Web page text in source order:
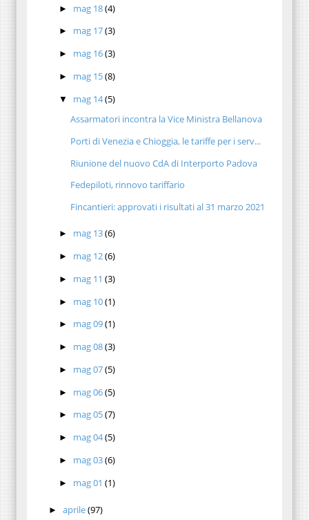
► mag 18(4)
► mag 17(3)
► mag 16(3)
► mag 15(8)
▼ mag 14(5)
Assarmatori incontra la Vice Ministra Bellanova
Porti di Venezia e Chioggia, le tariffe per i serv...
Riunione del nuovo CdA di Interporto Padova
Fedepiloti, rinnovo tariffario
Fincantieri: approvati i risultati al 31 marzo 2021
► mag 13(6)
► mag 12(6)
► mag 11(3)
► mag 10(1)
► mag 09(1)
► mag 08(3)
► mag 07(5)
► mag 06(5)
► mag 05(7)
► mag 04(5)
► mag 03(6)
► mag 01(1)
► aprile(97)